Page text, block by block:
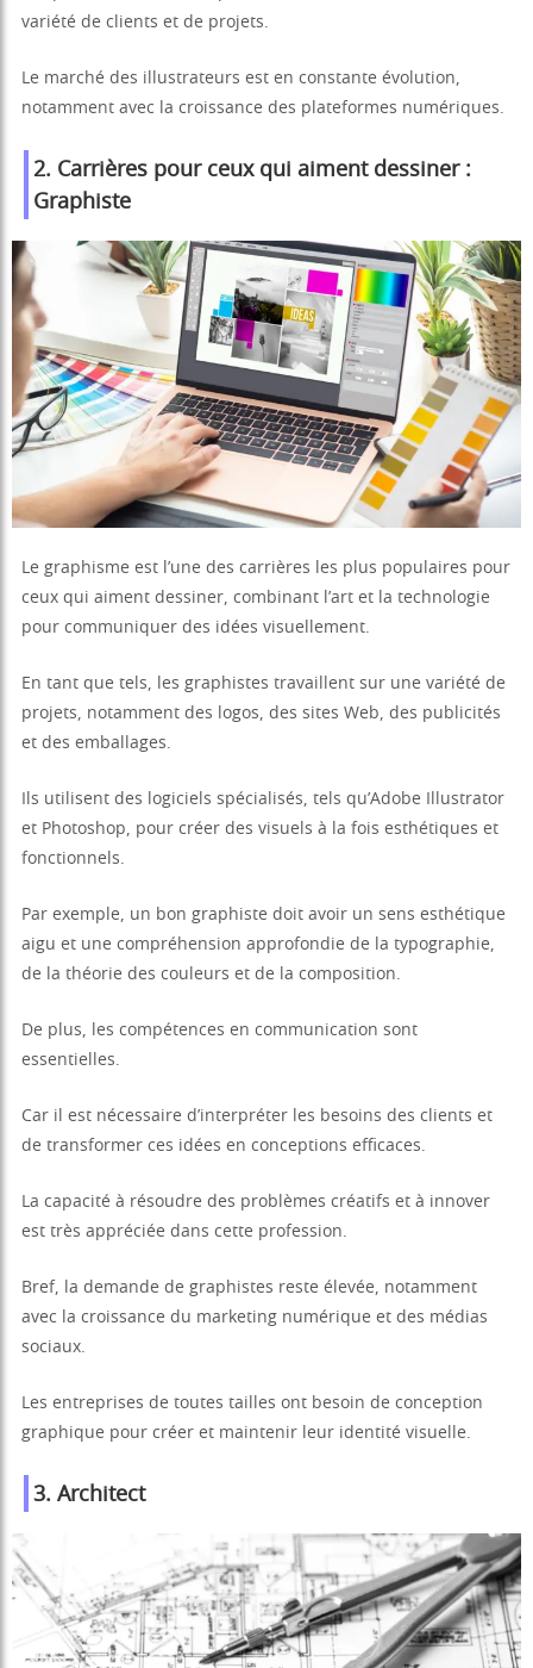
variété de clients et de projets.
Le marché des illustrateurs est en constante évolution,
notamment avec la croissance des plateformes numériques.
2. Carrières pour ceux qui aiment dessiner :
Graphiste
Le graphisme est l’une des carrières les plus populaires pour
ceux qui aiment dessiner, combinant l’art et la technologie
pour communiquer des idées visuellement.
En tant que tels, les graphistes travaillent sur une variété de
projets, notamment des logos, des sites Web, des publicités
et des emballages.
Ils utilisent des logiciels spécialisés, tels qu’Adobe Illustrator
et Photoshop, pour créer des visuels à la fois esthétiques et
fonctionnels.
Par exemple, un bon graphiste doit avoir un sens esthétique
aigu et une compréhension approfondie de la typographie,
de la théorie des couleurs et de la composition.
De plus, les compétences en communication sont
essentielles.
Car il est nécessaire d’interpréter les besoins des clients et
de transformer ces idées en conceptions efficaces.
La capacité à résoudre des problèmes créatifs et à innover
est très appréciée dans cette profession.
Bref, la demande de graphistes reste élevée, notamment
avec la croissance du marketing numérique et des médias
sociaux.
Les entreprises de toutes tailles ont besoin de conception
graphique pour créer et maintenir leur identité visuelle.
3. Architect